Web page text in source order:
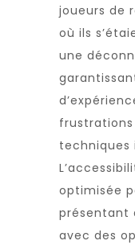
joueurs de
où ils
une
techniques
optimisée
présentant
avec des